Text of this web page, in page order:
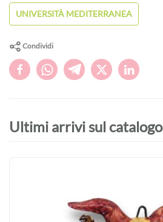
UNIVERSITÀ MEDITERRANEA
Condividi
Ultimi arrivi sul catalogo